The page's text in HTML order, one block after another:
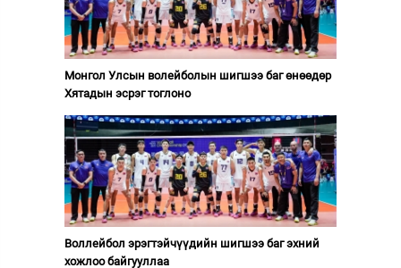
Монгол Улсын волейболын шигшээ баг өнөөдөр
Хятадын эсрэг тоглоно
Воллейбол эрэгтэйчүүдийн шигшээ баг эхний
хожлоо байгууллаа